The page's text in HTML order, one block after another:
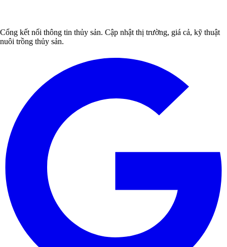
Cổng kết nối thông tin thủy sản. Cập nhật thị trường, giá cả, kỹ thuật
nuôi trồng thủy sản.